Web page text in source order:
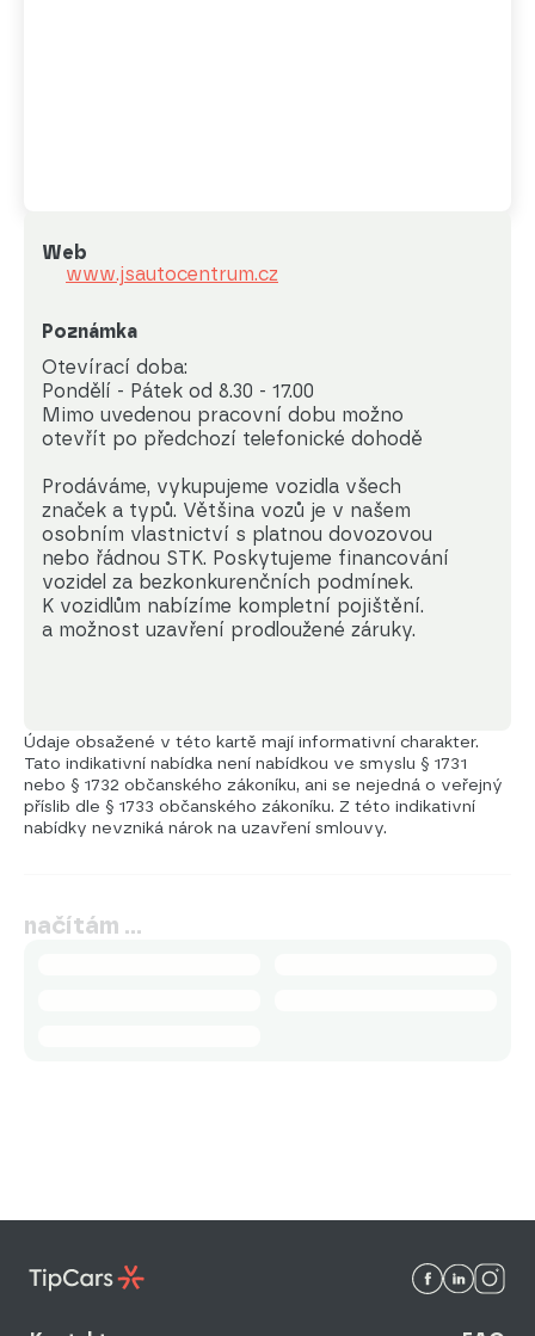
Web
www.jsautocentrum.cz
Poznámka
Otevírací doba:
Pondělí - Pátek od 8.30 - 17.00
Mimo uvedenou pracovní dobu možno
otevřít po předchozí telefonické dohodě
Prodáváme, vykupujeme vozidla všech
značek a typů. Většina vozů je v našem
osobním vlastnictví s platnou dovozovou
nebo řádnou STK. Poskytujeme financování
vozidel za bezkonkurenčních podmínek.
K vozidlům nabízíme kompletní pojištění.
a možnost uzavření prodloužené záruky.
Údaje obsažené v této kartě mají informativní charakter.
Tato indikativní nabídka není nabídkou ve smyslu § 1731
nebo § 1732 občanského zákoníku, ani se nejedná o veřejný
příslib dle § 1733 občanského zákoníku. Z této indikativní
nabídky nevzniká nárok na uzavření smlouvy.
načítám …